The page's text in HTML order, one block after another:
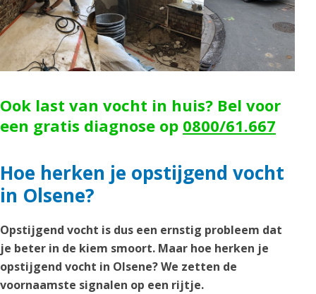
Ook last van vocht in huis? Bel voor
een gratis diagnose op 0800/61.667
Hoe herken je opstijgend vocht
in Olsene?
Opstijgend vocht is dus een ernstig probleem dat
je beter in de kiem smoort. Maar hoe herken je
opstijgend vocht in Olsene? We zetten de
voornaamste signalen op een rijtje.